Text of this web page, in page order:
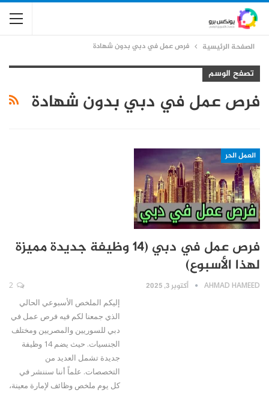
الصفحة الرئيسية فرص عمل في دبي بدون شهادة
تصفح الوسم
فرص عمل في دبي بدون شهادة
العمل الحر
فرص عمل في دبي (14 وظيفة جديدة مميزة
لهذا الأسبوع)
AHMAD HAMEED أكتوبر 3, 2025
إليكم الملخص الأسبوعي الحالي
الذي جمعنا لكم فيه فرص عمل في
دبي للسوريين والمصريين ومختلف
الجنسيات. حيث يضم 14 وظيفة
جديدة تشمل العديد من
التخصصات. علماً أننا سننشر في
كل يوم ملخص وظائف لإمارة معينة،